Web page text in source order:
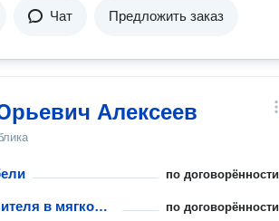
Чат Предложить заказ
Алексеев
по договорённости
Замена наполнителя в мягкой мебели по договорённости